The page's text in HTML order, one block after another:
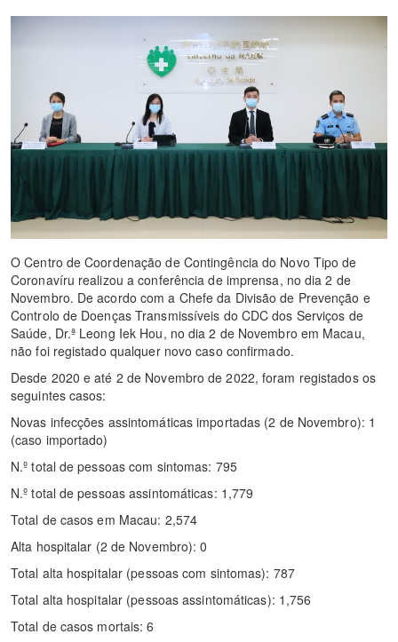
O Centro de Coordenação de Contingência do Novo Tipo de
Coronavíru realizou a conferência de imprensa, no dia 2 de
Novembro. De acordo com a Chefe da Divisão de Prevenção e
Controlo de Doenças Transmissíveis do CDC dos Serviços de
Saúde, Dr.ª Leong Iek Hou, no dia 2 de Novembro em Macau,
não foi registado qualquer novo caso confirmado.
Desde 2020 e até 2 de Novembro de 2022, foram registados os
seguintes casos:
Novas infecções assintomáticas importadas (2 de Novembro): 1
(caso importado)
N.º total de pessoas com sintomas: 795
N.º total de pessoas assintomáticas: 1,779
Total de casos em Macau: 2,574
Alta hospitalar (2 de Novembro): 0
Total alta hospitalar (pessoas com sintomas): 787
Total alta hospitalar (pessoas assintomáticas): 1,756
Total de casos mortais: 6